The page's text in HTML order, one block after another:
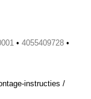
• 4055409728 •
instructies /